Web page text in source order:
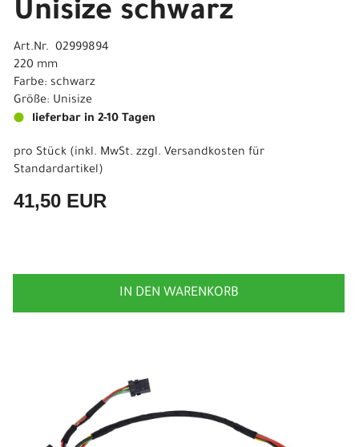
Unisize schwarz
Art.Nr. 02999894
220 mm
Farbe: schwarz
Größe: Unisize
lieferbar in 2-10 Tagen
pro Stück (inkl. MwSt. zzgl. Versandkosten für
Standardartikel)
41,50 EUR
IN DEN WARENKORB